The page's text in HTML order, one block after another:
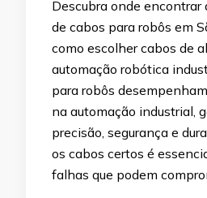
Descubra onde encontrar
de cabos para robôs em
como escolher cabos de
automação robótica
para robôs
na automação industrial,
precisão, segurança e
os cabos certos é
falhas que podem